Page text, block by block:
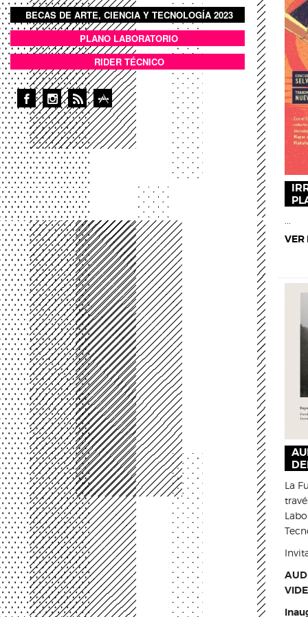
BOTON DOMO LLENO
BECAS DE ARTE, CIENCIA Y TECNOLOGÍA 2023
ANEXOSPLANO LABORATORIO
RIDER TÉCNICO
VER
La